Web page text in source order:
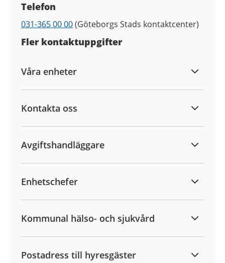
Telefon
Telefon
031-365 00 00(Göteborgs Stads kontaktcenter)
Fler kontaktuppgifter
Våra enheter
Kontakta oss
Avgiftshandläggare
Enhetschefer
Kommunal hälso- och sjukvård
Postadress till hyresgäster